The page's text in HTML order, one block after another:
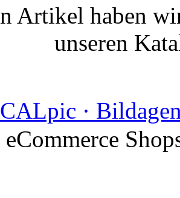
Artikel haben
unseren
·